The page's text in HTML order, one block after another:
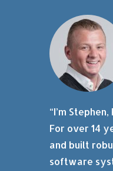
“I’m
For over 14
and built
software